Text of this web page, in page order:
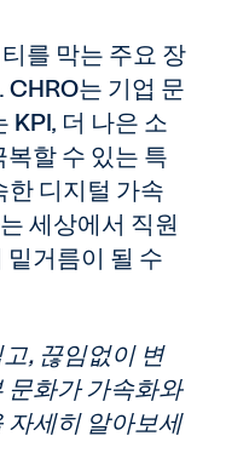
를 막는 주요 장
는 기업 문
KPI, 더 나은 소
할 수 있는 특
한 디지털 가속
세상에서 직원
거름이 될 수
, 끊임없이 변
문화가 가속화와
자세히 알아보세